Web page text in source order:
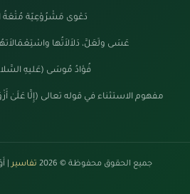
دَعْوى مَشْرُوْعِيّة مُتْعَةُ
عَسَى ولَعَلَّ، دَلاَلاَتُها
فُؤادُ مُوسَى (عَليهِ
مفهوم الاستثناء في قوله تعالى (إِلَّا عَلَىٰ
جميع الحقوق محفوظة © 2026 تفاسير|